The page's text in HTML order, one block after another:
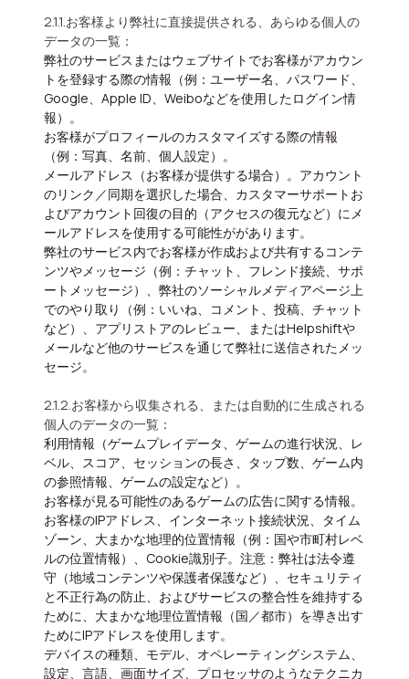
2.1.1.お客様より弊社に直接提供される、あらゆる個人の
データの一覧：
弊社のサービスまたはウェブサイトでお客様がアカウン
トを登録する際の情報（例：ユーザー名、パスワード、
Google、Apple ID、Weiboなどを使用したログイン情
報）。
お客様がプロフィールのカスタマイズする際の情報
（例：写真、名前、個人設定）。
メールアドレス（お客様が提供する場合）。 アカウント
のリンク／同期を選択した場合、カスタマーサポートお
よびアカウント回復の目的（アクセスの復元など）にメ
ールアドレスを使用する可能性ががあります。
弊社のサービス内でお客様が作成および共有するコンテ
ンツやメッセージ（例：チャット、フレンド接続、サポ
ートメッセージ）、弊社のソーシャルメディアページ上
でのやり取り（例：いいね、コメント、投稿、チャット
など）、アプリストアのレビュー、またはHelpshiftや
メールなど他のサービスを通じて弊社に送信されたメッ
セージ。
2.1.2.お客様から収集される、または自動的に生成される
個人のデータの一覧：
利用情報（ゲームプレイデータ、ゲームの進行状況、レ
ベル、スコア、セッションの長さ、タップ数、ゲーム内
の参照情報、ゲームの設定など）。
お客様が見る可能性のあるゲームの広告に関する情報。
お客様のIPアドレス、インターネット接続状況、タイム
ゾーン、大まかな地理的位置情報（例：国や市町村レベ
ルの位置情報）、Cookie識別子。 注意：弊社は法令遵
守（地域コンテンツや保護者保護など）、セキュリティ
と不正行為の防止、およびサービスの整合性を維持する
ために、大まかな地理位置情報（国／都市）を導き出す
ためにIPアドレスを使用します。
デバイスの種類、モデル、オペレーティングシステム、
設定、言語、画面サイズ、プロセッサのようなテクニカ